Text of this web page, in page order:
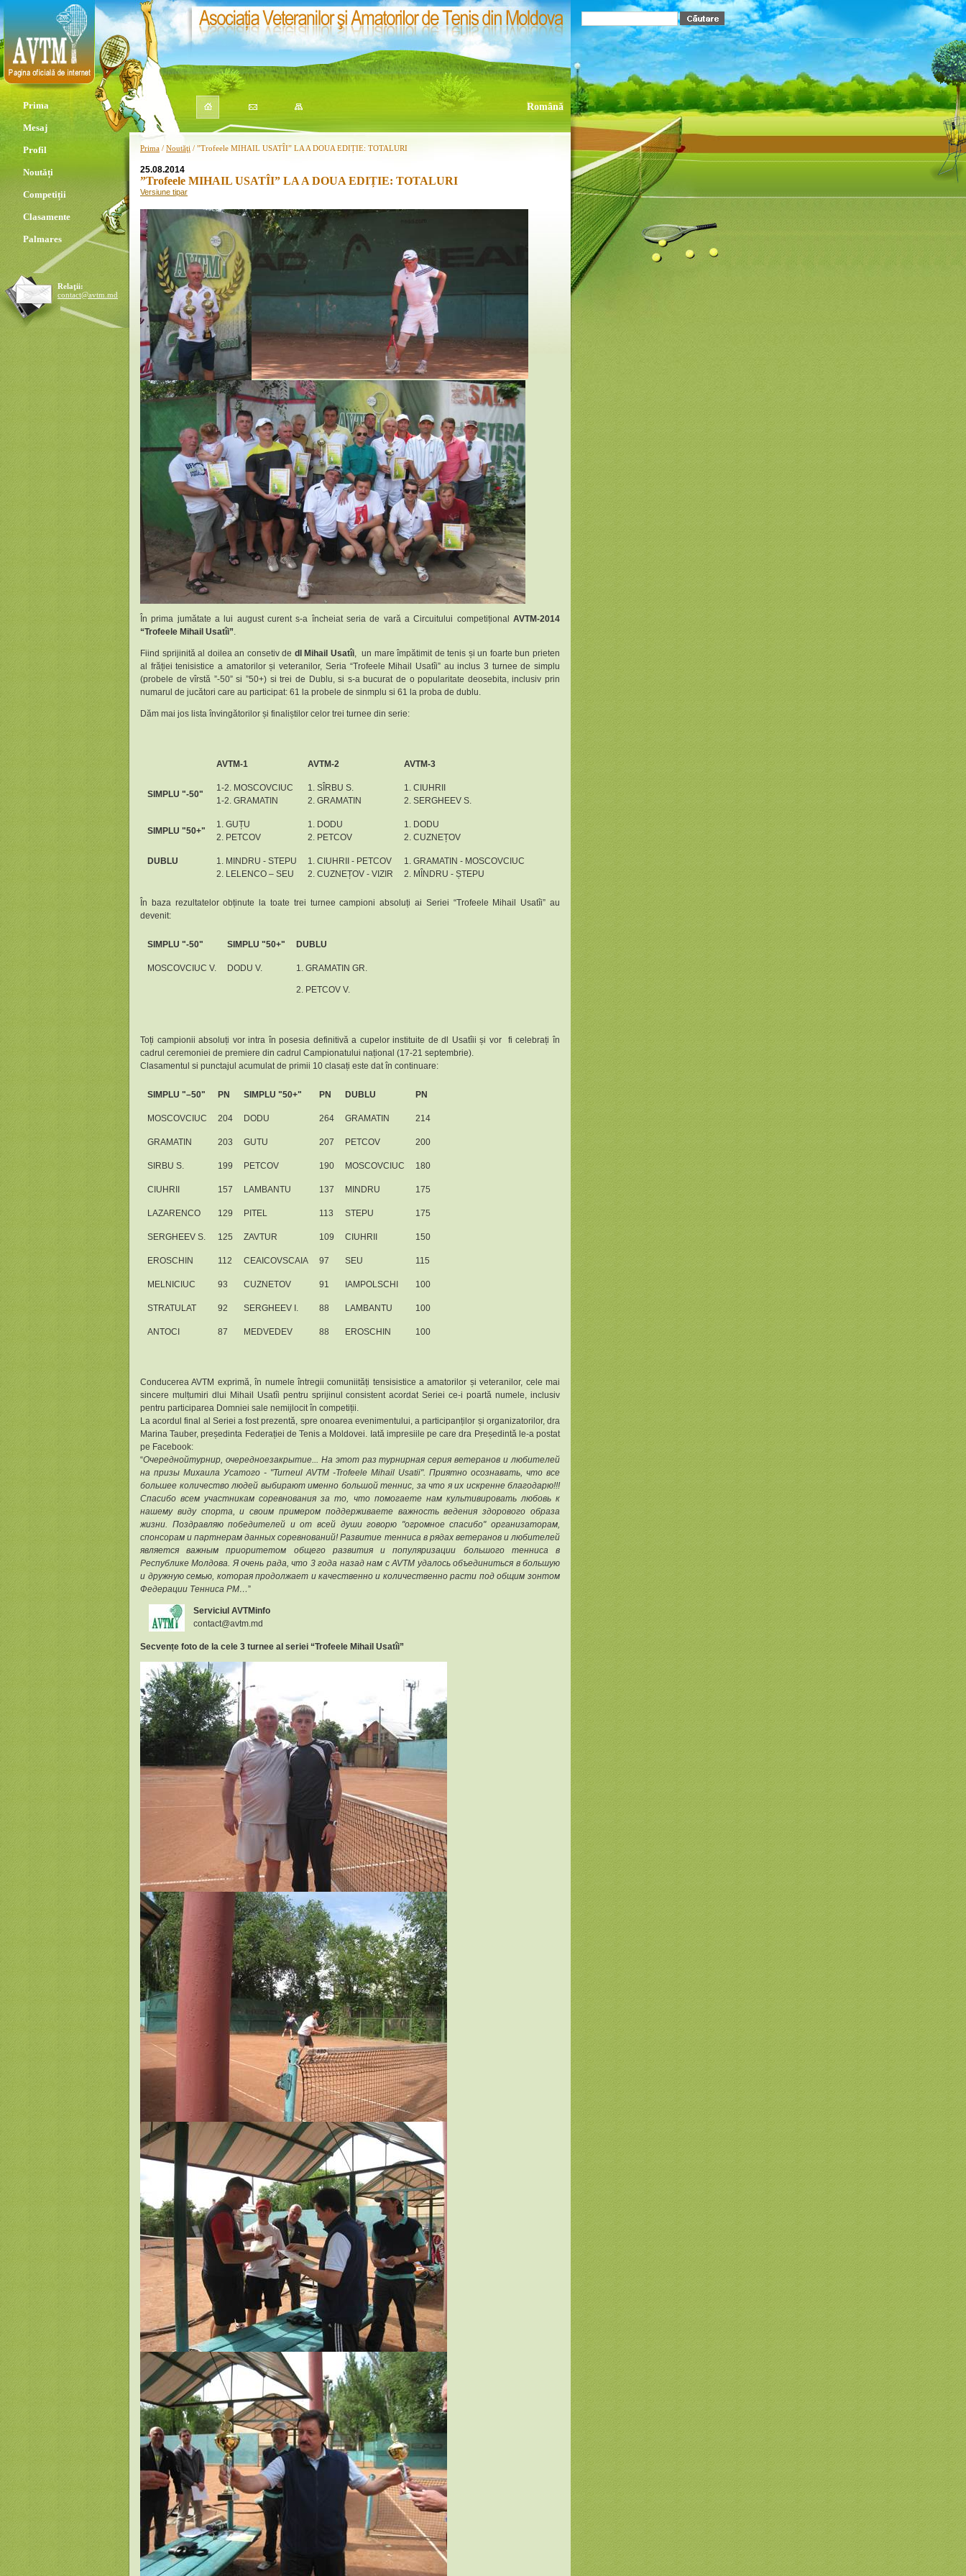
Prima
Mesaj
Profil
Noutăți
Competiții
Clasamente
Palmares
Relaţii:
contact@avtm.md
Română
Prima / Noutăţi / ”Trofeele MIHAIL USATÎI” LA A DOUA EDIȚIE: TOTALURI
25.08.2014
”Trofeele MIHAIL USATÎI” LA A DOUA EDIȚIE: TOTALURI
Versiune tipar
În prima jumătate a lui august curent s-a încheiat seria de vară a Circuitului competițional AVTM-2014
“Trofeele Mihail Usatîi”.
Fiind sprijinită al doilea an consetiv de dl Mihail Usatîi, un mare împătimit de tenis și un foarte bun prieten
al frăției tenisistice a amatorilor și veteranilor, Seria “Trofeele Mihail Usatîi” au inclus 3 turnee de simplu
(probele de vîrstă ”-50” si ”50+) si trei de Dublu, si s-a bucurat de o popularitate deosebita, inclusiv prin
numarul de jucători care au participat: 61 la probele de sinmplu si 61 la proba de dublu.
Dăm mai jos lista învingătorilor și finaliștilor celor trei turnee din serie:
AVTM-1 AVTM-2 AVTM-3
SIMPLU "-50"
1-2. MOSCOVCIUC
1-2. GRAMATIN
1. SÎRBU S.
2. GRAMATIN
1. CIUHRII
2. SERGHEEV S.
SIMPLU "50+"
1. GUȚU
2. PETCOV
1. DODU
2. PETCOV
1. DODU
2. CUZNEȚOV
DUBLU
1. MINDRU - STEPU
2. LELENCO – SEU
1. CIUHRII - PETCOV
2. CUZNEȚOV - VIZIR
1. GRAMATIN - MOSCOVCIUC
2. MÎNDRU - ȘTEPU
În baza rezultatelor obținute la toate trei turnee campioni absoluți ai Seriei “Trofeele Mihail Usatîi” au
devenit:
SIMPLU "-50" SIMPLU "50+" DUBLU
MOSCOVCIUC V. DODU V. 1. GRAMATIN GR.
2. PETCOV V.
Toți campionii absoluți vor intra în posesia definitivă a cupelor instituite de dl Usatîii și vor fi celebrați în
cadrul ceremoniei de premiere din cadrul Campionatului național (17-21 septembrie).
Clasamentul si punctajul acumulat de primii 10 clasați este dat în continuare:
SIMPLU "–50" PN SIMPLU "50+" PN DUBLU PN
MOSCOVCIUC 204 DODU 264 GRAMATIN 214
GRAMATIN 203 GUTU 207 PETCOV 200
SIRBU S. 199 PETCOV 190 MOSCOVCIUC 180
CIUHRII 157 LAMBANTU 137 MINDRU 175
LAZARENCO 129 PITEL 113 STEPU 175
SERGHEEV S. 125 ZAVTUR 109 CIUHRII 150
EROSCHIN 112 CEAICOVSCAIA 97 SEU 115
MELNICIUC 93 CUZNETOV 91 IAMPOLSCHI 100
STRATULAT 92 SERGHEEV I. 88 LAMBANTU 100
ANTOCI 87 MEDVEDEV 88 EROSCHIN 100
Conducerea AVTM exprimă, în numele întregii comuniități tensisistice a amatorilor și veteranilor, cele mai
sincere mulțumiri dlui Mihail Usatîi pentru sprijinul consistent acordat Seriei ce-i poartă numele, inclusiv
pentru participarea Domniei sale nemijlocit în competiții.
La acordul final al Seriei a fost prezentă, spre onoarea evenimentului, a participanților și organizatorilor, dra
Marina Tauber, președinta Federației de Tenis a Moldovei. Iată impresiile pe care dra Președintă le-a postat
pe Facebook:
“Очереднойтурнир, очередноезакрытие... На этот раз турнирная серия ветеранов и любителей
на призы Михаила Усатого - "Turneul AVTM -Trofeele Mihail Usatii". Приятно осознавать, что все
большее количество людей выбирают именно большой теннис, за что я их искренне благодарю!!!
Спасибо всем участникам соревнования за то, что помогаете нам культивировать любовь к
нашему виду спорта, и своим примером поддерживаете важность ведения здорового образа
жизни. Поздравляю победителей и от всей души говорю "огромное спасибо" организаторам,
спонсорам и партнерам данных соревнований! Развитие тенниса в рядах ветеранов и любителей
является важным приоритетом общего развития и популяризации большого тенниса в
Республике Молдова. Я очень рада, что 3 года назад нам с AVTM удалось объединиться в большую
и дружную семью, которая продолжает и качественно и количественно расти под общим зонтом
Федерации Тенниса РМ…”
Serviciul AVTMinfo
contact@avtm.md
Secvențe foto de la cele 3 turnee al seriei “Trofeele Mihail Usatîi”